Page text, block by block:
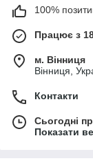
100%
Працює з
м. Вінниця
Вінниця,
Контакти
Сьогодні
Показати